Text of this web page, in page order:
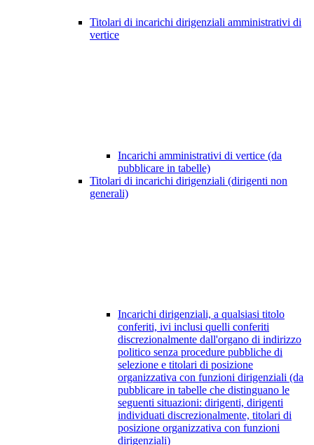
Titolari di incarichi dirigenziali amministrativi di
vertice
Incarichi amministrativi di vertice (da
pubblicare in tabelle)
Titolari di incarichi dirigenziali (dirigenti non
generali)
Incarichi dirigenziali, a qualsiasi titolo
conferiti, ivi inclusi quelli conferiti
discrezionalmente dall'organo di indirizzo
politico senza procedure pubbliche di
selezione e titolari di posizione
organizzativa con funzioni dirigenziali (da
pubblicare in tabelle che distinguano le
seguenti situazioni: dirigenti, dirigenti
individuati discrezionalmente, titolari di
posizione organizzativa con funzioni
dirigenziali)